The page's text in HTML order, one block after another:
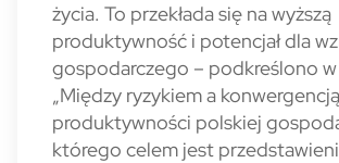
życia. To przekłada się na wyższą
produktywność i potencjał dla
gospodarczego – podkreślono
„Między ryzykiem a
produktywności polskiej
którego celem jest